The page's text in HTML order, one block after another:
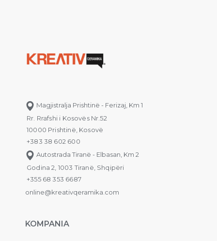
Magjistralja Prishtinë - Ferizaj, Km 1
Rr. Rrafshi i Kosovës Nr.52
10000 Prishtinë, Kosovë
+383 38 602 600
Autostrada Tiranë - Elbasan, Km 2
Godina 2, 1003 Tiranë, Shqipëri
+355 68 353 6687
online@kreativqeramika.com
KOMPANIA